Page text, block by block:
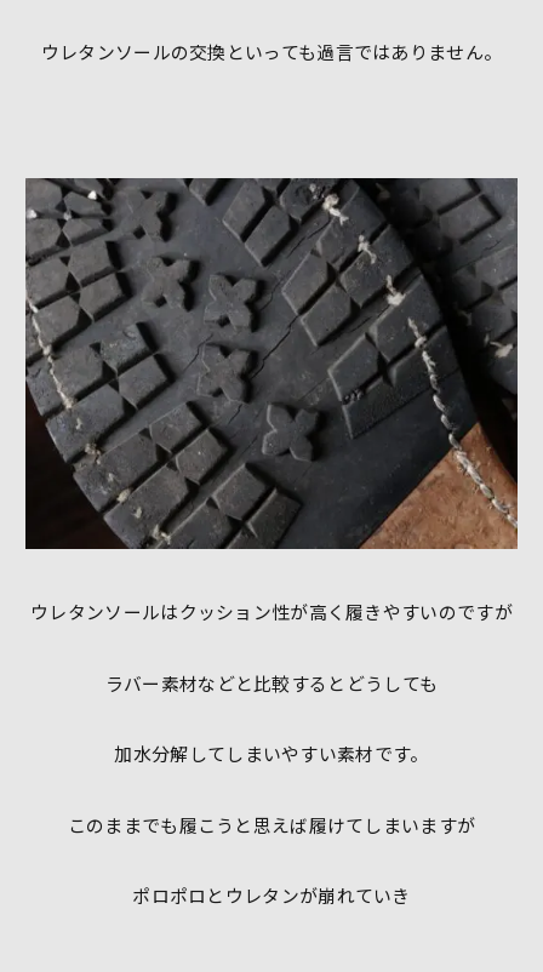
ウレタンソールの交換といっても過言ではありません。
ウレタンソールはクッション性が高く履きやすいのですが
ラバー素材などと比較するとどうしても
加水分解してしまいやすい素材です。
このままでも履こうと思えば履けてしまいますが
ポロポロとウレタンが崩れていき